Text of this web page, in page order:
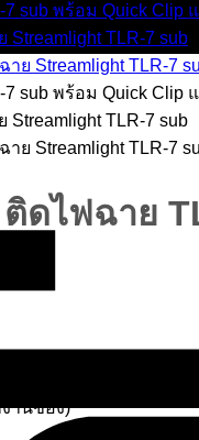
ติดไฟฉาย
งานซอง)